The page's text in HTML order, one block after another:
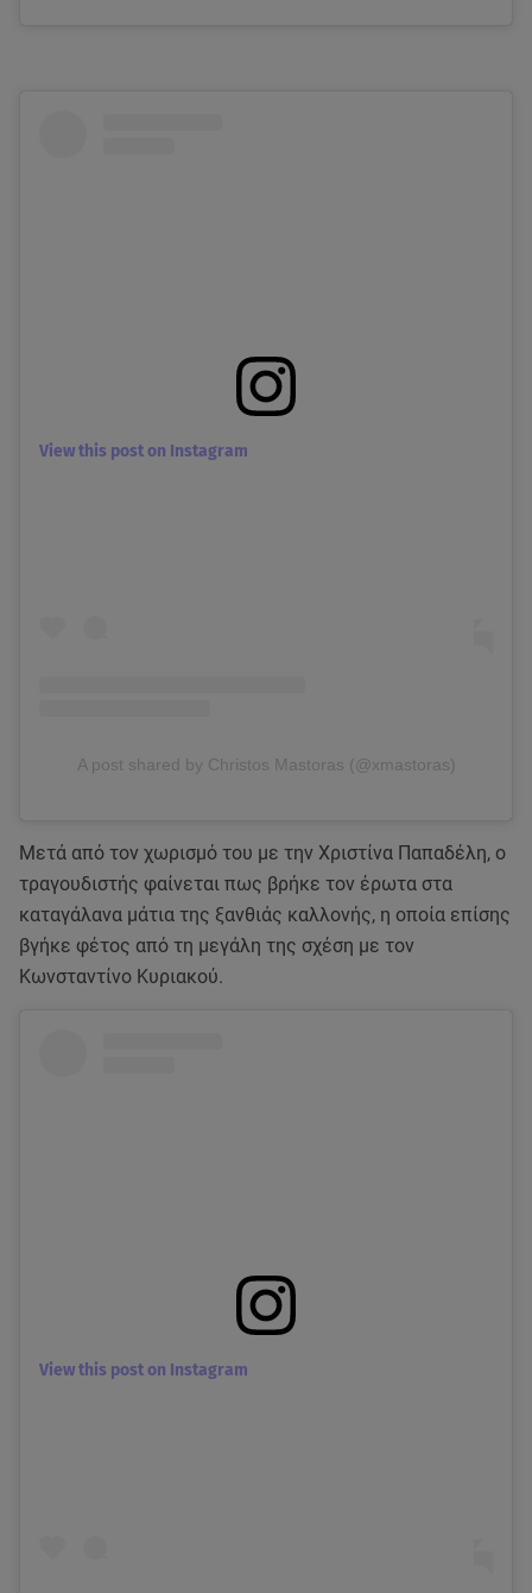
View this post on Instagram
A post shared by Christos Mastoras (@xmastoras)
Μετά από τον χωρισμό του με την Χριστίνα Παπαδέλη, ο
τραγουδιστής φαίνεται πως βρήκε τον έρωτα στα
καταγάλανα μάτια της ξανθιάς καλλονής, η οποία επίσης
βγήκε φέτος από τη μεγάλη της σχέση με τον
Κωνσταντίνο Κυριακού.
View this post on Instagram